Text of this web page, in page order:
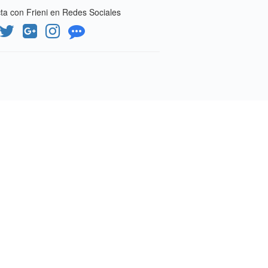
con Frieni en Redes Sociales